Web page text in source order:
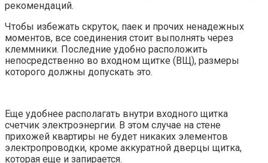
рекомендаций.
Чтобы избежать скруток, паек и прочих ненадежных
моментов, все соединения стоит выполнять через
клеммники. Последние удобно расположить
непосредственно во входном щитке (ВЩ), размеры
которого должны допускать это.
Еще удобнее располагать внутри входного щитка
счетчик электроэнергии. В этом случае на стене
прихожей квартиры не будет никаких элементов
электропроводки, кроме аккуратной дверцы щитка,
которая еще и запирается.